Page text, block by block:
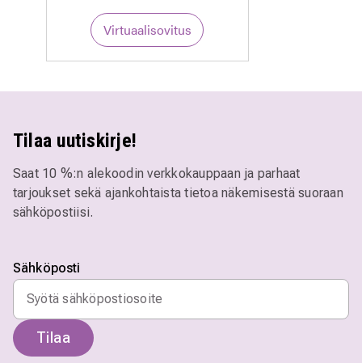
Virtuaalisovitus
Tilaa uutiskirje!
Saat 10 %:n alekoodin verkkokauppaan ja parhaat
tarjoukset sekä ajankohtaista tietoa näkemisestä suoraan
sähköpostiisi.
Sähköposti
Tilaa